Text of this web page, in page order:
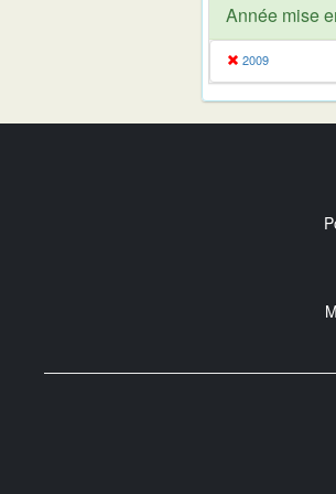
Année mise
2009